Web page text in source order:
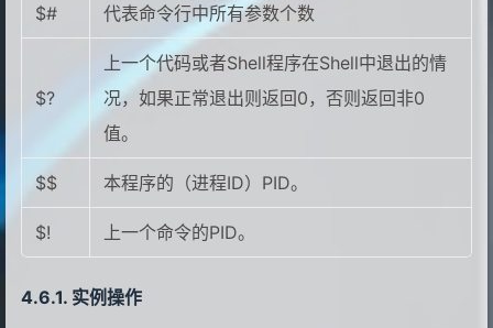
$# 代表命令行中所有参数个数
$?
上一个代码或者Shell程序在Shell中退出的情
况，如果正常退出则返回0，否则返回非0
值。
$$ 本程序的（进程ID）PID。
$! 上一个命令的PID。
实例操作